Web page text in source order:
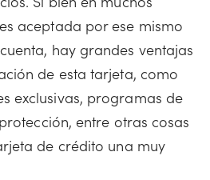
aceptada por ese mismo
hay grandes ventajas
de esta tarjeta, como
exclusivas, programas de
entre otras cosas
de crédito una muy